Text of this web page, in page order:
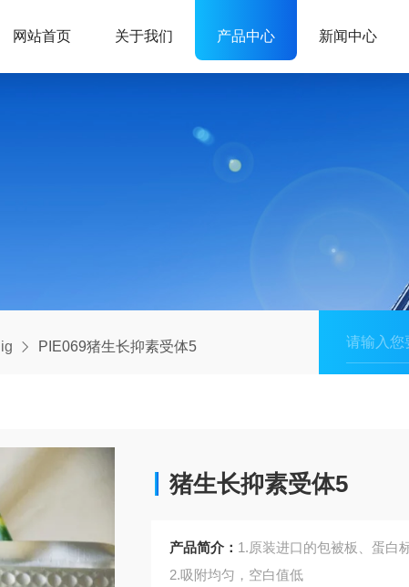
网站首页 关于我们 产品中心 新闻中心
PIE069猪生长抑素受体5
猪生长抑素受体5
产品简介： 1.原装进口的包被板、蛋白
2.吸附均匀，空白值低